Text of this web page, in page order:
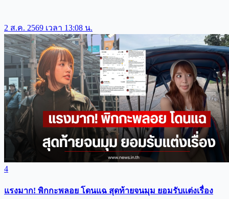
2 ส.ค. 2569 เวลา 13:08 น.
4
แรงมาก! พิกกะพลอย โดนแฉ สุดท้ายจนมุม ยอมรับเเต่งเรื่อง